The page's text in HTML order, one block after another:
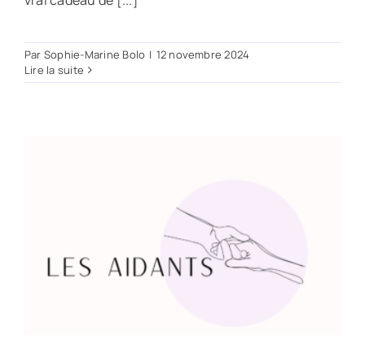
Par Sophie-Marine Bolo | 12 novembre 2024
Lire la suite